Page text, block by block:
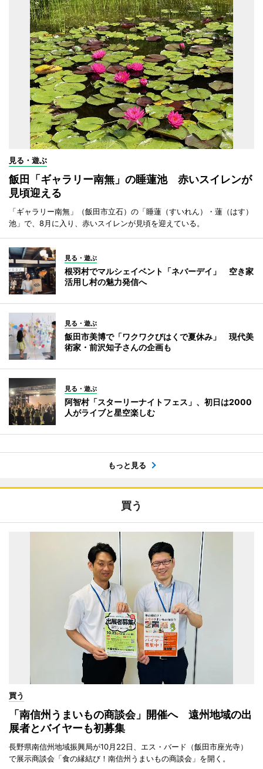
見る・遊ぶ
飯田「ギャラリー南無」の睡蓮池 赤いスイレンが
見頃迎える
「ギャラリー南無」（飯田市立石）の「睡蓮（すいれん）・蓮（はす）
池」で、8月に入り、赤いスイレンが見頃を迎えている。
見る・遊ぶ
根羽村でマルシェイベント「ネバーデイ」 空き家
活用し村の魅力発信へ
見る・遊ぶ
飯田市美博で「ワクワクびはくで夏休み」 現代美
術家・前沢知子さんの企画も
見る・遊ぶ
阿智村「スターリーナイトフェス」、初日は2000
人がライブと星空楽しむ
もっと見る
買う
買う
「南信州うまいもの商談会」開催へ 遠州地域の出
展者とバイヤーも初募集
長野県南信州地域振興局が10月22日、エス・バード（飯田市座光寺）
で展示商談会「食の縁結び！南信州うまいもの商談会」を開く。